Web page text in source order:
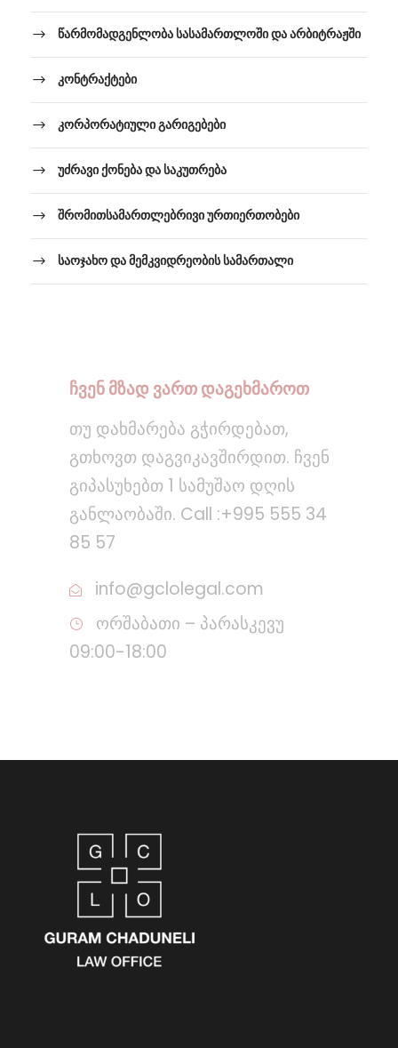
წარმომადგენლობა სასამართლოში და არბიტრაჟში
კონტრაქტები
კორპორატიული გარიგებები
უძრავი ქონება და საკუთრება
შრომითსამართლებრივი ურთიერთობები
საოჯახო და მემკვიდრეობის სამართალი
ჩვენ მზად ვართ დაგეხმაროთ
თუ დახმარება გჭირდებათ,
გთხოვთ დაგვიკავშირდით. ჩვენ
გიპასუხებთ 1 სამუშაო დღის
განლაობაში. Call :+995 555 34
85 57
info@gclolegal.com
ორშაბათი – პარასკევუ
09:00-18:00